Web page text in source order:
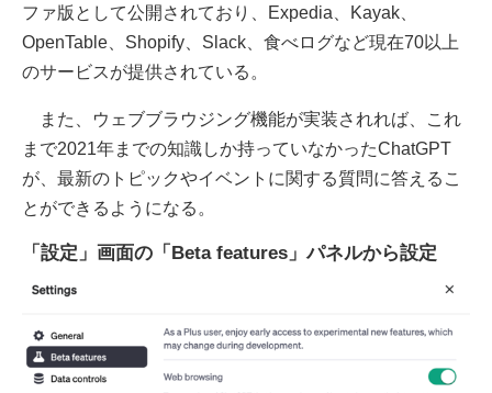
ファ版として公開されており、Expedia、Kayak、
OpenTable、Shopify、Slack、食べログなど現在70以上
のサービスが提供されている。
また、ウェブブラウジング機能が実装されれば、これ
まで2021年までの知識しか持っていなかったChatGPT
が、最新のトピックやイベントに関する質問に答えるこ
とができるようになる。
「設定」画面の「Beta features」パネルから設定